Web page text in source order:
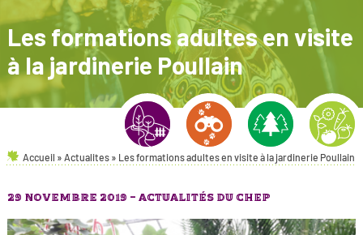
Les formations adultes en visite
à la jardinerie Poullain
AMÉNAGEMENTS PAYSAGERS
NATURE & ENVIRONNEMENT
FORÊT
Accueil »Actualites » Les formations adultes en visite à la jardinerie Poullain
29 NOVEMBRE 2019 - ACTUALITÉS DU CHEP